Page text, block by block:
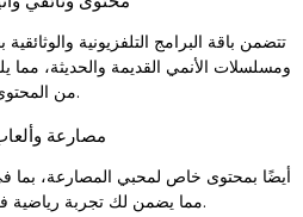
تتضمن باقة البرامج التلفزيونية
ومسلسلات الأنمي القديمة والحديثة، مما
من المحتوى.
11. مصارعة
WWE وUFC، مما يضمن لك تجربة رياضية فريدة.